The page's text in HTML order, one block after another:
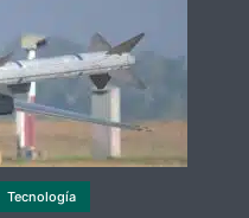
Tecnología